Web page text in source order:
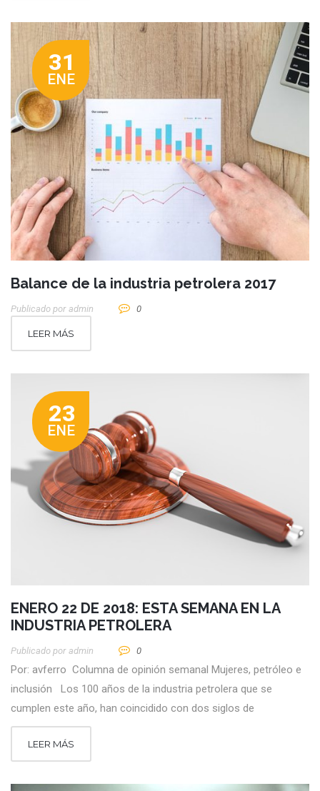
31
ENE
Balance de la industria petrolera 2017
Publicado por Admin 0
LEER MÁS
23
ENE
ENERO 22 DE 2018: ESTA SEMANA EN LA
INDUSTRIA PETROLERA
Publicado por Admin 0
Por: avferro Columna de opinión semanal Mujeres, petróleo e
inclusión Los 100 años de la industria petrolera que se
cumplen este año, han coincidido con dos siglos de
LEER MÁS